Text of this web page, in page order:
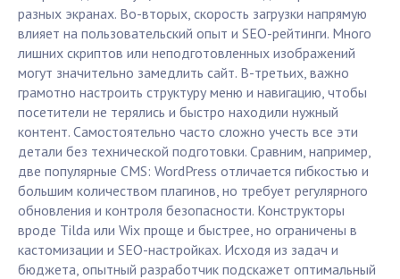
разных экранах. Во-вторых, скорость загрузки напрямую
влияет на пользовательский опыт и SEO-рейтинги. Много
лишних скриптов или неподготовленных изображений
могут значительно замедлить сайт. В-третьих, важно
грамотно настроить структуру меню и навигацию, чтобы
посетители не терялись и быстро находили нужный
контент. Самостоятельно часто сложно учесть все эти
детали без технической подготовки. Сравним, например,
две популярные CMS: WordPress отличается гибкостью и
большим количеством плагинов, но требует регулярного
обновления и контроля безопасности. Конструкторы
вроде Tilda или Wix проще и быстрее, но ограничены в
кастомизации и SEO-настройках. Исходя из задач и
бюджета, опытный разработчик подскажет оптимальный